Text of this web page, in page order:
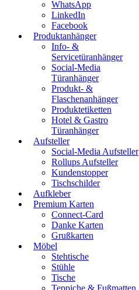
WhatsApp
LinkedIn
Facebook
Produktanhänger
Info- &
Servicetüranhänger
Social-Media
Türanhänger
Produkt- &
Flaschenanhänger
Produktetiketten
Hotel & Gastro
Türanhänger
Aufsteller
Social-Media Aufsteller
Rollups Aufsteller
Kundenstopper
Tischschilder
Aufkleber
Premium Karten
Connect-Card
Danke Karten
Grußkarten
Möbel
Stehtische
Stühle
Tische
Teppiche & Fußmatten